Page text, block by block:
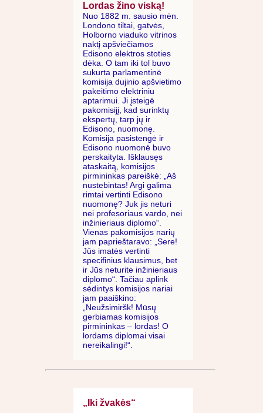
Lordas žino viską!
Nuo 1882 m. sausio mėn.
Londono tiltai, gatvės,
Holborno viaduko vitrinos
naktį apšviečiamos
Edisono elektros stoties
dėka. O tam iki tol buvo
sukurta parlamentinė
komisija dujinio apšvietimo
pakeitimo elektriniu
aptarimui. Ji įsteigė
pakomisijį, kad surinktų
ekspertų, tarp jų ir
Edisono, nuomonę.
Komisija pasistengė ir
Edisono nuomonė buvo
perskaityta. Išklausęs
ataskaitą, komisijos
pirmininkas pareiškė: „Aš
nustebintas! Argi galima
rimtai vertinti Edisono
nuomonę? Juk jis neturi
nei profesoriaus vardo, nei
inžinieriaus diplomo“.
Vienas pakomisijos narių
jam paprieštaravo: „Sere!
Jūs imatės vertinti
specifinius klausimus, bet
ir Jūs neturite inžinieriaus
diplomo“. Tačiau aplink
sėdintys komisijos nariai
jam paaiškino:
„Neužsimiršk! Mūsų
gerbiamas komisijos
pirmininkas – lordas! O
lordams diplomai visai
nereikalingi!“.
„Iki žvakės“